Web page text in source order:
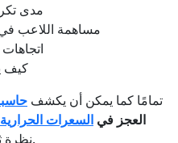
مدى
مساهمة اللاعب في
كيف
تمامًا كما يمكن أن يكشف
العجز في السعرات الحرارية
نظرة ثاقبة على فعالية اللاعب الهجومية.